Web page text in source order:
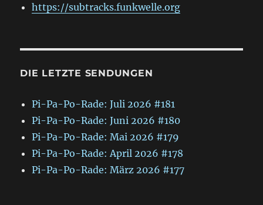
https://subtracks.funkwelle.org
DIE LETZTE SENDUNGEN
Pi-Pa-Po-Rade: Juli 2026 #181
Pi-Pa-Po-Rade: Juni 2026 #180
Pi-Pa-Po-Rade: Mai 2026 #179
Pi-Pa-Po-Rade: April 2026 #178
Pi-Pa-Po-Rade: März 2026 #177